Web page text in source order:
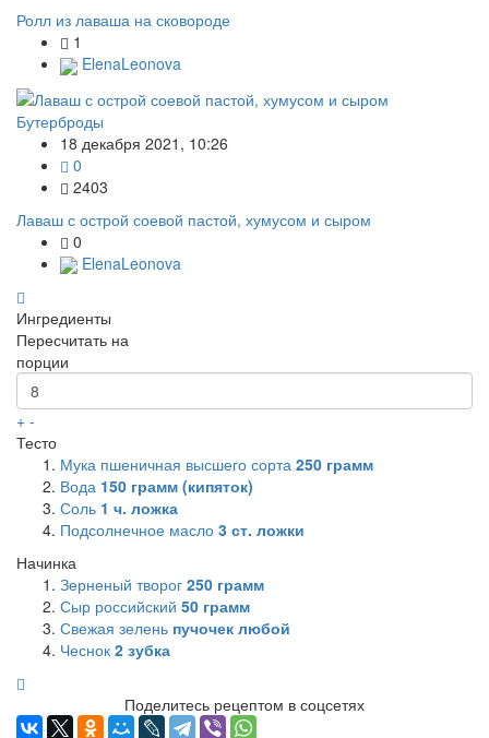
Ролл из лаваша на сковороде
1
ElenaLeonova
Бутерброды
18 декабря 2021, 10:26
0
2403
Лаваш с острой соевой пастой, хумусом и сыром
0
ElenaLeonova
Ингредиенты
Пересчитать на
порции
+ -
Тесто
Мука пшеничная высшего сорта 250 грамм
Вода 150 грамм (кипяток)
Соль 1 ч. ложка
Подсолнечное масло 3 ст. ложки
Начинка
Зерненый творог 250 грамм
Сыр российский 50 грамм
Свежая зелень пучочек любой
Чеснок 2 зубка
Поделитесь рецептом в соцсетях